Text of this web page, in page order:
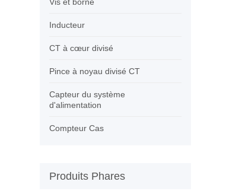
Inducteur
CT à cœur divisé
Pince à noyau divisé CT
Capteur du système
d'alimentation
Compteur Cas
Produits Phares